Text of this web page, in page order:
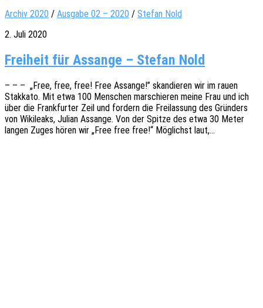
Archiv 2020 / Ausgabe 02 – 2020 / Stefan Nold
2. Juli 2020
Freiheit für Assange – Stefan Nold
– – – „Free, free, free! Free Assan­ge!” skan­die­ren wir im rauen
Stak­ka­to. Mit etwa 100 Menschen marschie­ren meine Frau und ich
über die Frank­fur­ter Zeil und fordern die Frei­las­sung des Grün­ders
von Wiki­leaks, Julian Assan­ge. Von der Spitze des etwa 30 Meter
langen Zuges hören wir „Free free free!“ Möglichst laut,…